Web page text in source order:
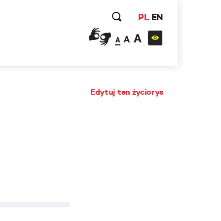
PL EN
A A A
Edytuj ten życiorys